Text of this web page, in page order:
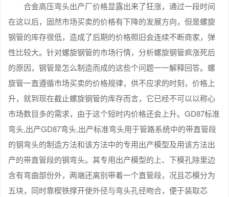
合金高压弯头出产厂价格显露出来了狂涨，通过一段时间
在这以后，固然市场买卖的价格有下降的发展方向，但是螺旋
钢管的库存很低，造成了后期的价格照旧会连续不断商家，弹
性比较大。针对螺旋钢管的市场行情，分析螺旋钢管疯涨死后
的原因，钢管是怎么制造而成的这些个问题一一解释回答。螺
旋管一直遵循市场买卖的价格规律，供不应求的时刻，价格上
升，就到现在截止螺旋钢管的库存而言，它已经不可以以称心
市场数目多的需求，由于这个短时内价格还会上升。GD87标准
弯头,出产GD87弯头,出产标准弯头用于管路系统中的带直管段
的钢弯头的制造方法和该方法中的专用出产模型及用该方法出
产的带直管段的钢弯头。其专用出产模型的上、下模孔除里边
含有弯曲部份外，两端还离别带着一个直管段，况且芯模分为
五块，同时靠楔铁撑开使外径与弯头孔径吻合，便于装取芯